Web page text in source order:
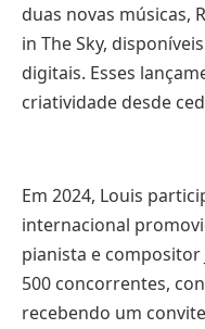
duas novas músicas,
in The Sky,
digitais. Esses
criatividade desde
Em 2024, Louis
internacional
pianista e compositor
500 concorrentes,
recebendo um